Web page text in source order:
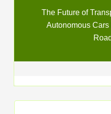
The Future of
Autonomous